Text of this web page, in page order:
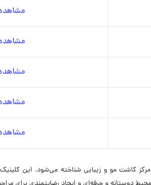
دهه سابقه در 6 کشور دنیا به‌عنوان برترین مرکز کاشت مو و زیبایی